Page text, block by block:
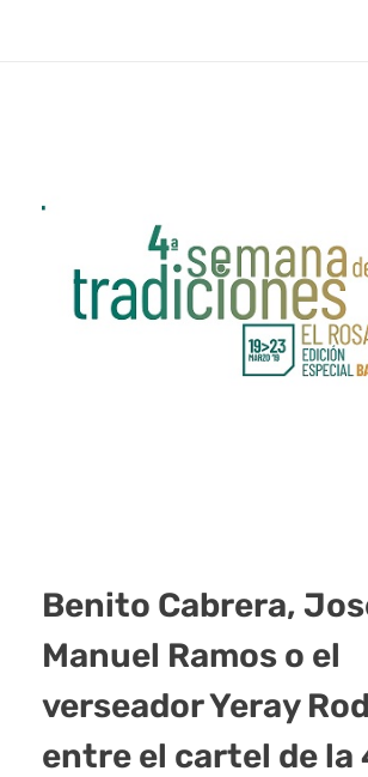
Benito Cabrera,
Manuel Ramos o el
verseador Yeray
entre el cartel de la